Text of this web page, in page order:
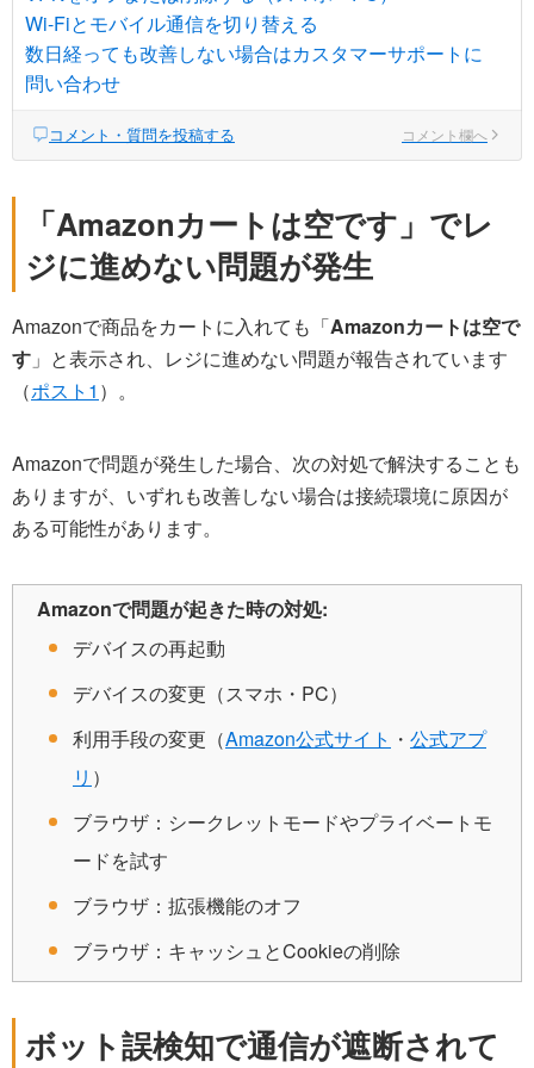
Wi-Fiとモバイル通信を切り替える
数日経っても改善しない場合はカスタマーサポートに
問い合わせ
コメント・質問を投稿する コメント欄へ
「Amazonカートは空です」でレ
ジに進めない問題が発生
Amazonで商品をカートに入れても「Amazonカートは空で
す 」と表示され、レジに進めない問題が報告されています
（ポスト1 ）。
Amazonで問題が発生した場合、次の対処で解決することも
ありますが、いずれも改善しない場合は接続環境に原因が
ある可能性があります。
Amazonで問題が起きた時の対処:
デバイスの再起動
デバイスの変更（スマホ・PC）
利用手段の変更（Amazon公式サイト ・ 公式アプ
リ ）
ブラウザ：シークレットモードやプライベートモ
ードを試す
ブラウザ：拡張機能のオフ
ブラウザ：キャッシュとCookieの削除
ボット誤検知で通信が遮断されて